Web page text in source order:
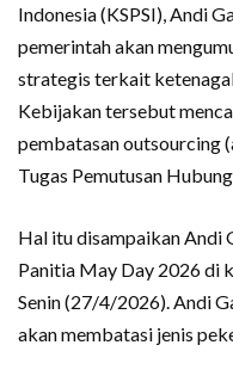
Indonesia (KSPSI), Andi
pemerintah akan
strategis terkait
Kebijakan tersebut
pembatasan outsourcing
Tugas Pemutusan
Hal itu disampaikan Andi
Panitia May Day 2026 di
Senin (27/4/2026). Andi
akan membatasi jenis